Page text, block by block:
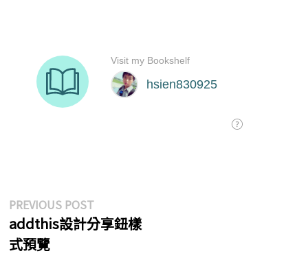
文
章
導
PREVIOUS POSTPrevious
post:
addthis設計分享鈕樣
式預覽